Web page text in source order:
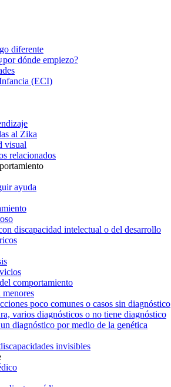
diferente
dónde empiezo?
(ECI)
al Zika
visual
relacionados
ayuda
discapacidad intelectual o del desarrollo
comportamiento
menores
poco comunes o casos sin diagnóstico
varios diagnósticos o no tiene diagnóstico
diagnóstico por medio de la genética
invisibles